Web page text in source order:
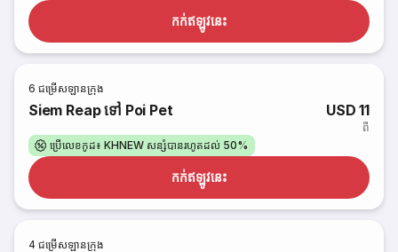
កក់​ឥឡូវនេះ
6 ជម្រើសឡានក្រុង
Siem Reap ទៅ Poi Pet USD 11
ពី
ប្រើលេខកូដ៖ KHNEW សន្សំបានរហូតដល់ 50%
កក់​ឥឡូវនេះ
4 ជម្រើសឡានក្រុង